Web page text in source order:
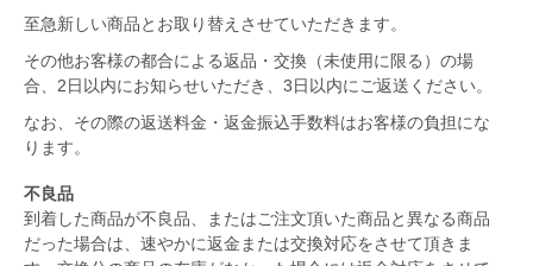
至急新しい商品とお取り替えさせていただきます。
その他お客様の都合による返品・交換（未使用に限る）の場
合、2日以内にお知らせいただき、3日以内にご返送ください。
なお、その際の返送料金・返金振込手数料はお客様の負担にな
ります。
不良品
到着した商品が不良品、またはご注文頂いた商品と異なる商品
だった場合は、速やかに返金または交換対応をさせて頂きま